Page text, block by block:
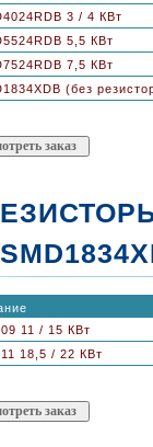
3 / 4 КВт
5,5 КВт
7,5 КВт
(без
11 / 15 КВт
18,5 / 22 КВт